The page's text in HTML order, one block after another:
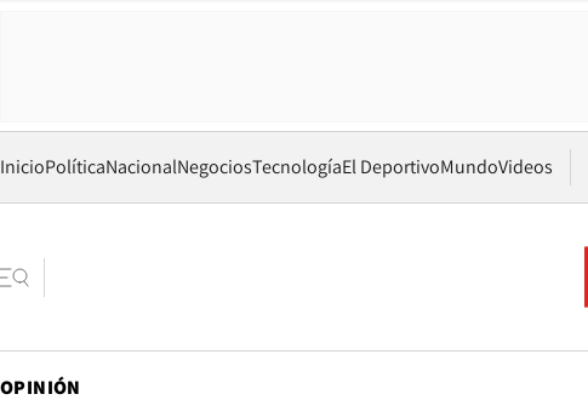
InicioPolíticaNacionalNegociosTecnologíaEl DeportivoMundoVideos
OPINIÓN